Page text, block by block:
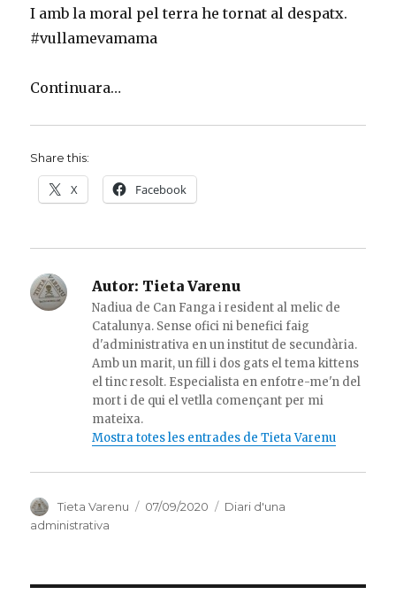
I amb la moral pel terra he tornat al despatx.
#vullamevamama
Continuara…
Share this:
X Facebook
Autor: Tieta Varenu
Nadiua de Can Fanga i resident al melic de
Catalunya. Sense ofici ni benefici faig
d'administrativa en un institut de secundària.
Amb un marit, un fill i dos gats el tema kittens
el tinc resolt. Especialista en enfotre-me'n del
mort i de qui el vetlla començant per mi
mateixa.
Mostra totes les entrades de Tieta Varenu
Autor
Tieta Varenu
Publicat
07/09/2020 Categories
Diari d'una
administrativa